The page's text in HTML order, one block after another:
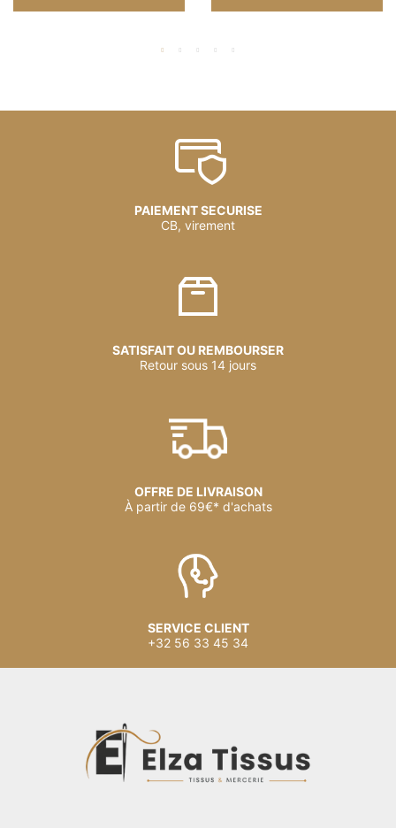
PAIEMENT SECURISE
CB, virement
SATISFAIT OU REMBOURSER
Retour sous 14 jours
OFFRE DE LIVRAISON
À partir de 69€* d'achats
SERVICE CLIENT
+32 56 33 45 34